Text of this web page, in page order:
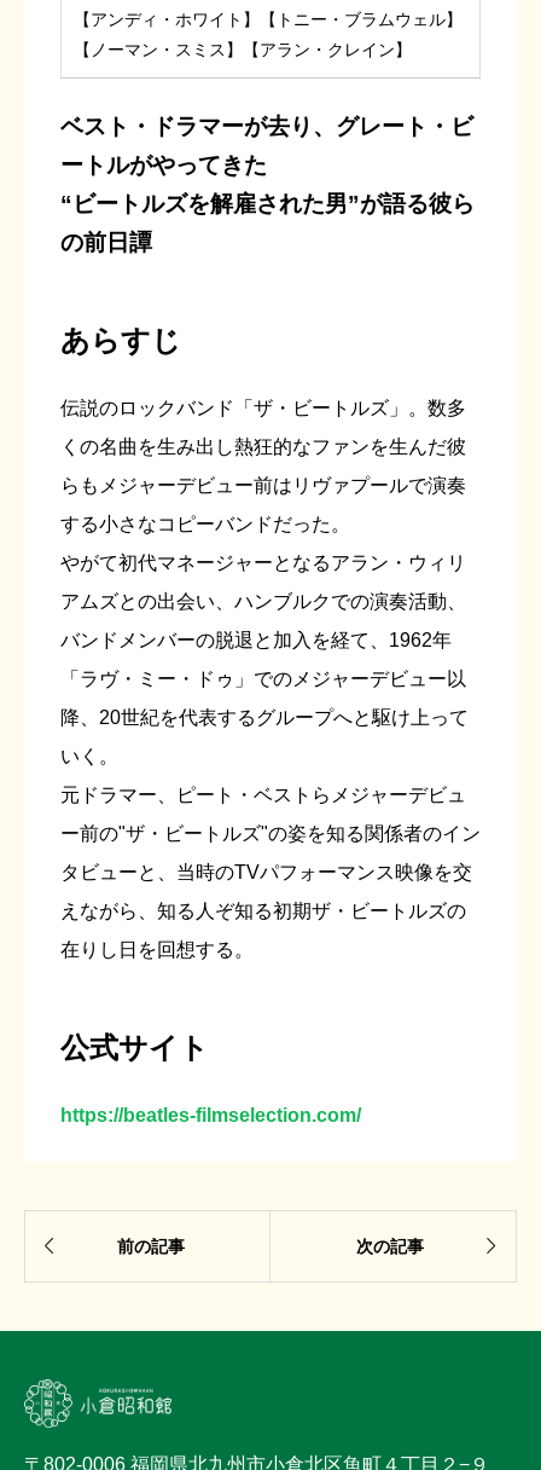
【アンディ・ホワイト】【トニー・ブラムウェル】
【ノーマン・スミス】【アラン・クレイン】
ベスト・ドラマーが去り、グレート・ビ
ートルがやってきた
“ビートルズを解雇された男”が語る彼ら
の前日譚
あらすじ
伝説のロックバンド「ザ・ビートルズ」。数多
くの名曲を生み出し熱狂的なファンを生んだ彼
らもメジャーデビュー前はリヴァプールで演奏
する小さなコピーバンドだった。
やがて初代マネージャーとなるアラン・ウィリ
アムズとの出会い、ハンブルクでの演奏活動、
バンドメンバーの脱退と加入を経て、1962年
「ラヴ・ミー・ドゥ」でのメジャーデビュー以
降、20世紀を代表するグループへと駆け上って
いく。
元ドラマー、ピート・ベストらメジャーデビュ
ー前の"ザ・ビートルズ"の姿を知る関係者のイン
タビューと、当時のTVパフォーマンス映像を交
えながら、知る人ぞ知る初期ザ・ビートルズの
在りし日を回想する。
公式サイト
https://beatles-filmselection.com/
 前の記事 次の記事 
〒802-0006 福岡県北九州市小倉北区魚町４丁目２−９